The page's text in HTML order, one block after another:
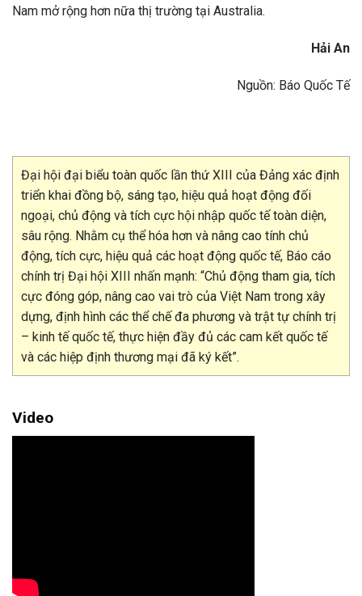
Nam mở rộng hơn nữa thị trường tại Australia.
Hải An
Nguồn: Báo Quốc Tế
Đại hội đại biểu toàn quốc lần thứ XIII của Đảng xác định
triển khai đồng bộ, sáng tạo, hiệu quả hoạt động đối
ngoại, chủ động và tích cực hội nhập quốc tế toàn diện,
sâu rộng. Nhằm cụ thể hóa hơn và nâng cao tính chủ
động, tích cực, hiệu quả các hoạt động quốc tế, Báo cáo
chính trị Đại hội XIII nhấn mạnh: “Chủ động tham gia, tích
cực đóng góp, nâng cao vai trò của Việt Nam trong xây
dựng, định hình các thể chế đa phương và trật tự chính trị
– kinh tế quốc tế, thực hiện đầy đủ các cam kết quốc tế
và các hiệp định thương mại đã ký kết”.
Video